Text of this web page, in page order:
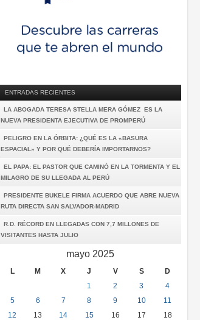
ENTRADAS RECIENTES
LA ABOGADA TERESA STELLA MERA GÓMEZ ES LA
NUEVA PRESIDENTA EJECUTIVA DE PROMPERÚ
PELIGRO EN LA ÓRBITA: ¿QUÉ ES LA «BASURA
ESPACIAL» Y POR QUÉ DEBERÍA IMPORTARNOS?
EL PAPA: EL PASTOR QUE CAMINÓ EN LA TORMENTA Y EL
MILAGRO DE SU LLEGADA AL PERÚ
PRESIDENTE BUKELE FIRMA ACUERDO QUE ABRE NUEVA
RUTA DIRECTA SAN SALVADOR-MADRID
R.D. RÉCORD EN LLEGADAS CON 7,7 MILLONES DE
VISITANTES HASTA JULIO
mayo 2025
L M X J V S
D
1
2 3
4
5
6 7 8 9 10
11
12
13 14 15 16 17
18